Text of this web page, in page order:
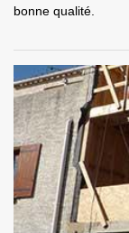
bonne qualité.